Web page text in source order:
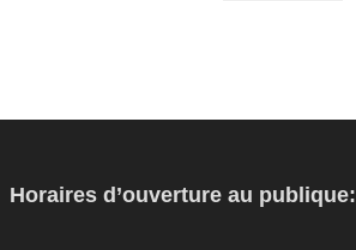
Horaires d’ouverture au publique: